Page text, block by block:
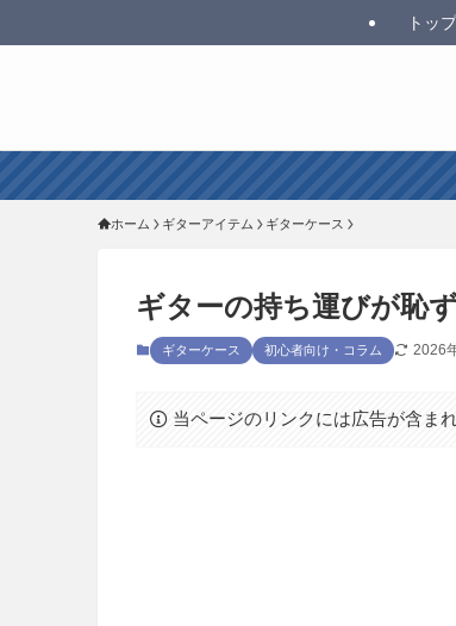
トッ
ホーム ギターアイテム ギターケース
ギターの持ち運びが恥
ギターケース 初心者向け・コラム 2026
当ページのリンクには広告が含ま